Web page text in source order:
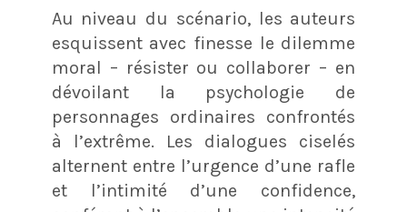
Au niveau du scénario, les auteurs
esquissent avec finesse le dilemme
moral – résister ou collaborer – en
dévoilant la psychologie de
personnages ordinaires confrontés
à l’extrême. Les dialogues ciselés
alternent entre l’urgence d’une rafle
et l’intimité d’une confidence,